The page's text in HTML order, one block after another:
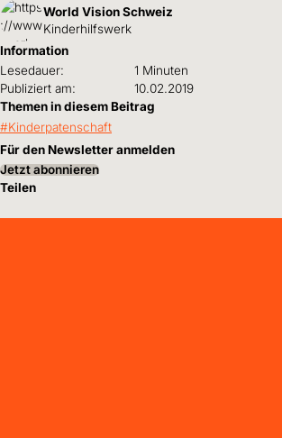
World Vision Schweiz
Kinderhilfswerk
Information
Lesedauer:
1 Minuten
Publiziert am:
10.02.2019
Themen in diesem Beitrag
Kinderpatenschaft
Für den Newsletter anmelden
Jetzt abonnieren
Teilen